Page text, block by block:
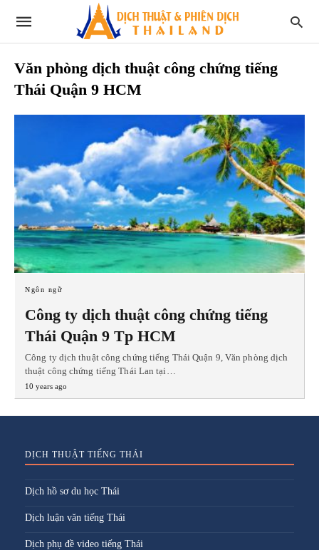
Văn phòng dịch thuật công chứng tiếng
Thái Quận 9 HCM
Ngôn ngữ
Công ty dịch thuật công chứng tiếng
Thái Quận 9 Tp HCM
Công ty dịch thuật công chứng tiếng Thái Quận 9, Văn phòng dịch
thuật công chứng tiếng Thái Lan tại…
10 years ago
DỊCH THUẬT TIẾNG THÁI
Dịch hồ sơ du học Thái
Dịch luận văn tiếng Thái
Dịch phụ đề video tiếng Thái